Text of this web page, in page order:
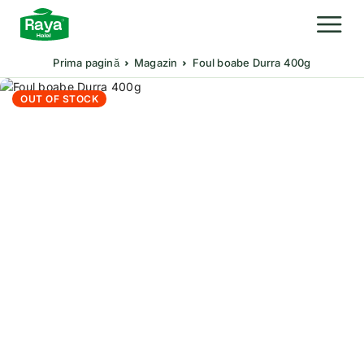
Prima pagină Magazin Foul boabe Durra 400g
OUT OF STOCK